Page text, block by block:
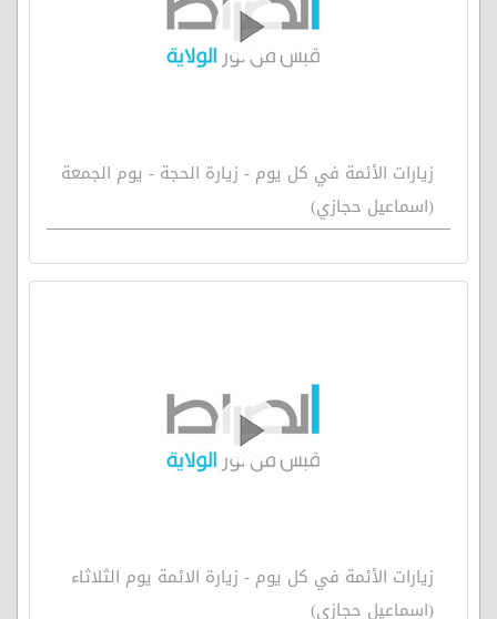
زيارات الأئمة في كل يوم - زيارة الحجة - يوم الجمعة
(اسماعيل حجازي)
زيارات الأئمة في كل يوم - زيارة الائمة يوم الثلاثاء
(اسماعيل حجازي)